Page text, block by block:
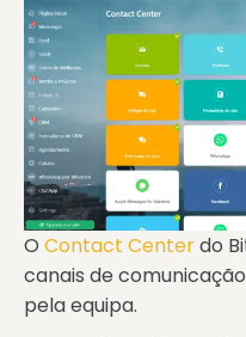
O Contact Centerdo
canais de
pela equipa.